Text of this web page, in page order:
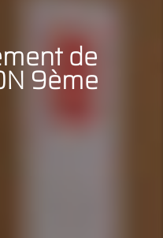
de
9ème